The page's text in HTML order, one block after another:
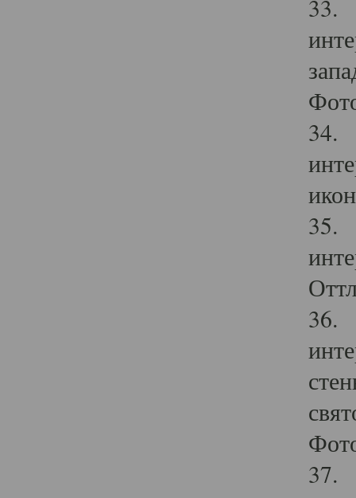
33.
34.
35.
36.
37.